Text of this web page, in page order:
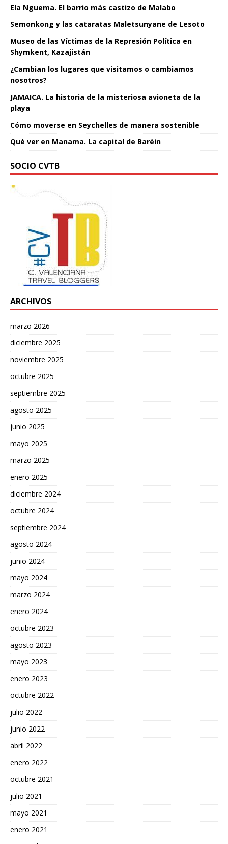
Ela Nguema. El barrio más castizo de Malabo
Semonkong y las cataratas Maletsunyane de Lesoto
Museo de las Víctimas de la Represión Política en
Shymkent, Kazajistán
¿Cambian los lugares que visitamos o cambiamos
nosotros?
JAMAICA. La historia de la misteriosa avioneta de la
playa
Cómo moverse en Seychelles de manera sostenible
Qué ver en Manama. La capital de Baréin
SOCIO CVTB
ARCHIVOS
marzo 2026
diciembre 2025
noviembre 2025
octubre 2025
septiembre 2025
agosto 2025
junio 2025
mayo 2025
marzo 2025
enero 2025
diciembre 2024
octubre 2024
septiembre 2024
agosto 2024
junio 2024
mayo 2024
marzo 2024
enero 2024
octubre 2023
agosto 2023
mayo 2023
enero 2023
octubre 2022
julio 2022
junio 2022
abril 2022
enero 2022
octubre 2021
julio 2021
mayo 2021
enero 2021